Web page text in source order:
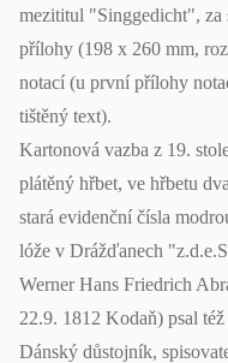
mezititul "Singgedicht", za
přílohy (198 x 260 mm,
notací (u první přílohy
tištěný text).
Kartonová vazba z 19.
plátěný hřbet, ve hřbetu
stará evidenční čísla
lóže v Drážďanech
Werner Hans Friedrich
22.9. 1812 Kodaň) psal
Dánský důstojník,